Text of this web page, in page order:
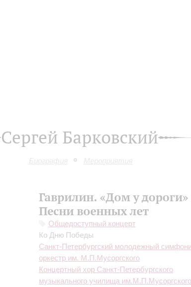
Сергей Барковский
Биография Мероприятия
Гаврилин. «Дом у дороги»
Песни военных лет
Общедоступный концерт
Ко Дню Победы
Санкт-Петербургский молодежный
оркестр им. М.П.Мусоргского
Концертный хор Санкт-Петербургского
музыкального училища им.М.П.Мусоргского